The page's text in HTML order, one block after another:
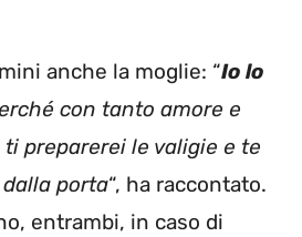
anche la moglie: “Io lo
con tanto amore e
preparerei le valigie e te
porta“, ha raccontato.
entrambi, in caso di